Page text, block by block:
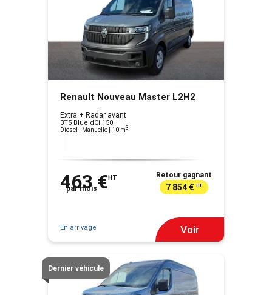
Renault Nouveau Master L2H2
Extra + Radar avant
3T5 Blue dCi 150
Diesel | Manuelle | 10 m3
463 € HT
par mois
Retour gagnant
7 854 € HT
En arrivage Voir
Dernier véhicule